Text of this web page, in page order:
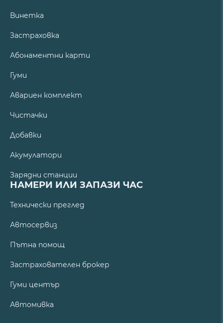
Винетка
Застраховка
Абонаментни карти
Гуми
Авариен комплект
Чистачки
Добавки
Акумулатори
Зарядни станции
НАМЕРИ ИЛИ ЗАПАЗИ ЧАС
Технически преглед
Автосервиз
Пътна помощ
Застрахователен брокер
Гуми център
Автомивка